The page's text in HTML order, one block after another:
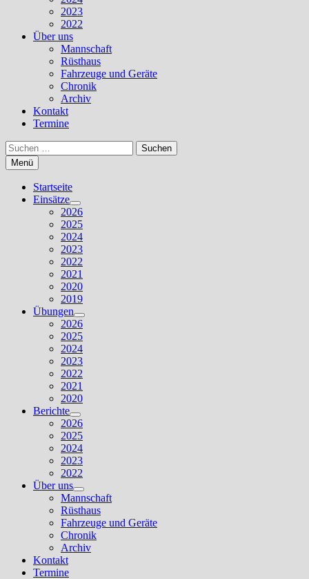
2023
2022
Über uns
Mannschaft
Rüsthaus
Fahrzeuge und Geräte
Chronik
Archiv
Kontakt
Termine
Suchen
nach:
Menü
Startseite
Einsätze
Untermenü
anzeigen
2026
2025
2024
2023
2022
2021
2020
2019
Übungen
Untermenü
anzeigen
2026
2025
2024
2023
2022
2021
2020
Berichte
Untermenü
anzeigen
2026
2025
2024
2023
2022
Über uns
Untermenü
anzeigen
Mannschaft
Rüsthaus
Fahrzeuge und Geräte
Chronik
Archiv
Kontakt
Termine